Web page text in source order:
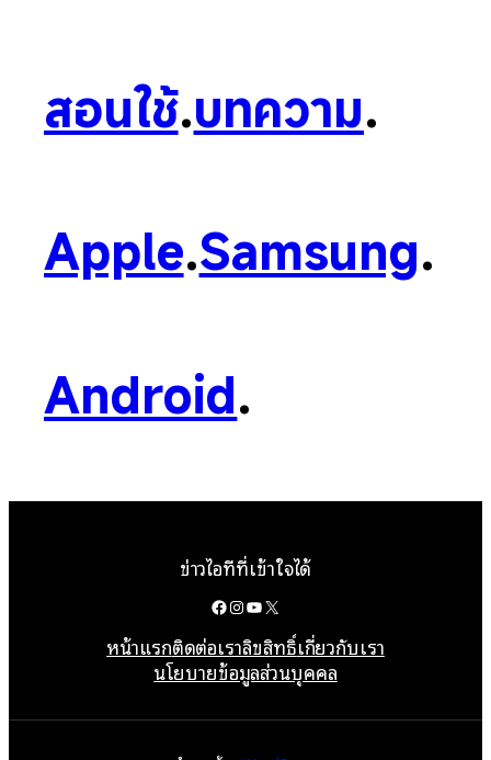
สอนใช้.บทความ.
Apple.Samsung.
Android.
ข่าวไอทีที่เข้าใจได้
Facebook
Instagram
YouTube
X
หน้าแรกติดต่อเราลิขสิทธิ์เกี่ยวกับเรา
นโยบายข้อมูลส่วนบุคคล